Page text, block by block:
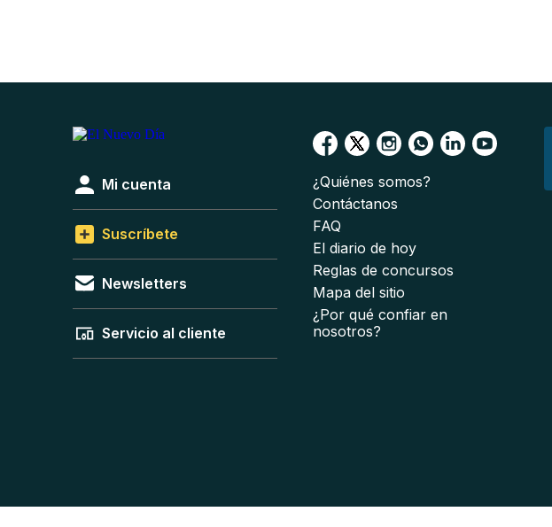
Mi cuenta
Suscríbete
Newsletters
Servicio al cliente
¿Quiénes somos?
Contáctanos
FAQ
El diario de hoy
Reglas de concursos
Mapa del sitio
¿Por qué confiar en
nosotros?